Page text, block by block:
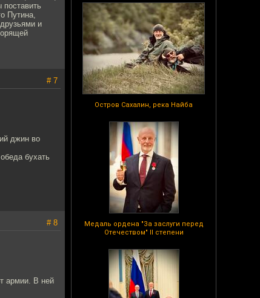
Остров Сахалин, река Найба
Медаль ордена "За заслуги перед
Отечеством" II степени
Путина,
и
# 7
джин во
бухать
# 8
армии. В ней